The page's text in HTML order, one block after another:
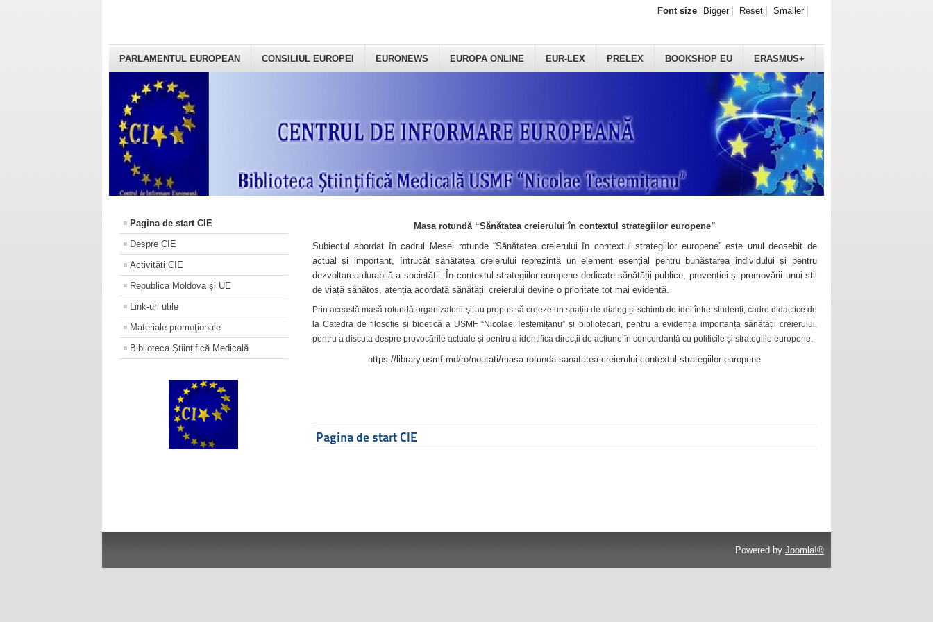
PARLAMENTUL EUROPEAN CONSILIUL EUROPEI EURONEWS EUROPA ONLINE EUR-LEX PRELEX BOOKSHOP EU ERASMUS+
Font size Bigger Reset Smaller
Pagina de start CIE
Despre CIE
Activități CIE
Republica Moldova și UE
Link-uri utile
Materiale promoţionale
Biblioteca Științifică Medicală
Masa rotundă “Sănătatea creierului în contextul strategiilor europene”
Subiectul abordat în cadrul Mesei rotunde “Sănătatea creierului în contextul strategiilor europene” este unul deosebit de
actual și important, întrucât sănătatea creierului reprezintă un element esențial pentru bunăstarea individului și pentru
dezvoltarea durabilă a societății. În contextul strategiilor europene dedicate sănătății publice, prevenției și promovării unui stil
de viață sănătos, atenția acordată sănătății creierului devine o prioritate tot mai evidentă.
Prin această masă rotundă organizatorii şi-au propus să creeze un spațiu de dialog și schimb de idei între studenți, cadre didactice de
la Catedra de filosofie și bioetică a USMF “Nicolae Testemițanu” și bibliotecari, pentru a evidenția importanța sănătății creierului,
pentru a discuta despre provocările actuale și pentru a identifica direcții de acțiune în concordanță cu politicile și strategiile europene.
https://library.usmf.md/ro/noutati/masa-rotunda-sanatatea-creierului-contextul-strategiilor-europene
Pagina de start CIE
Powered by Joomla!®